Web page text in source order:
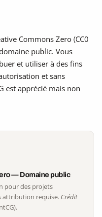
Commons Zero (CC0
public. Vous
et utiliser à des fins
et sans
est apprécié mais non
— Domaine public
pour des projets
attribution requise. Crédit